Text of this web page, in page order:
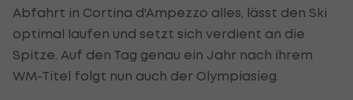
Abfahrt in Cortina d'Ampezzo alles, lässt den Ski
optimal laufen und setzt sich verdient an die
Spitze. Auf den Tag genau ein Jahr nach ihrem
WM-Titel folgt nun auch der Olympiasieg.